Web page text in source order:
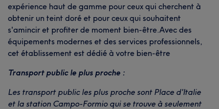
expérience haut de gamme pour ceux qui cherchent à
obtenir un teint doré et pour ceux qui souhaitent
s'amincir et profiter de moment bien-être.Avec des
équipements modernes et des services professionnels,
cet établissement est dédié à votre bien-être
Transport public le plus proche :
Les transport public les plus proche sont Place d'Italie
et la station Campo-Formio qui se trouve à seulement